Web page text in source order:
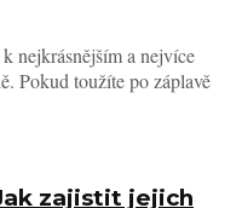
nejkrásnějším a nejvíce
Pokud toužíte po záplavě
zajistit jejich